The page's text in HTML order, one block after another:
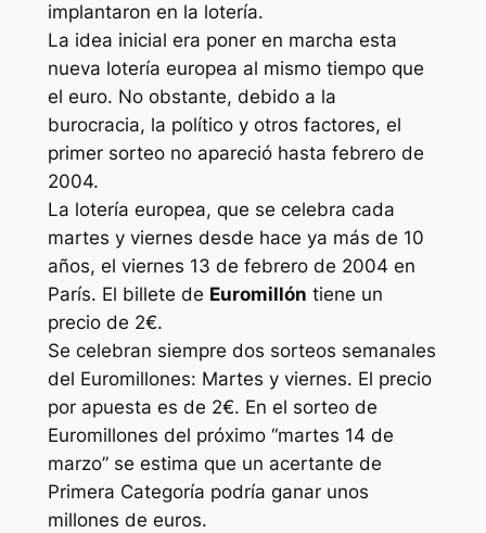
implantaron en la lotería.
La idea inicial era poner en marcha esta
nueva lotería europea al mismo tiempo que
el euro. No obstante, debido a la
burocracia, la político y otros factores, el
primer sorteo no apareció hasta febrero de
2004.
La lotería europea, que se celebra cada
martes y viernes desde hace ya más de 10
años, el viernes 13 de febrero de 2004 en
París. El billete de Euromillón tiene un
precio de 2€.
Se celebran siempre dos sorteos semanales
del Euromillones: Martes y viernes. El precio
por apuesta es de 2€. En el sorteo de
Euromillones del próximo “martes 14 de
marzo” se estima que un acertante de
Primera Categoría podría ganar unos
millones de euros.